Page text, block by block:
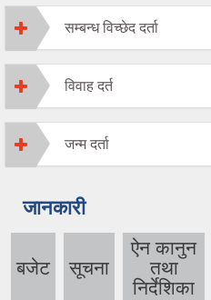
सम्बन्ध विच्‍छेद दर्ता
विवाह दर्त
जन्म दर्ता
जानकारी
बजेट सूचना
ऐन कानुन
तथा
निर्देशिका